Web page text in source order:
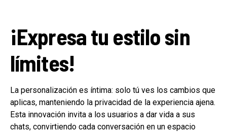
¡Expresa tu estilo sin
límites!
La personalización es íntima: solo tú ves los cambios que
aplicas, manteniendo la privacidad de la experiencia ajena.
Esta innovación invita a los usuarios a dar vida a sus
chats, convirtiendo cada conversación en un espacio